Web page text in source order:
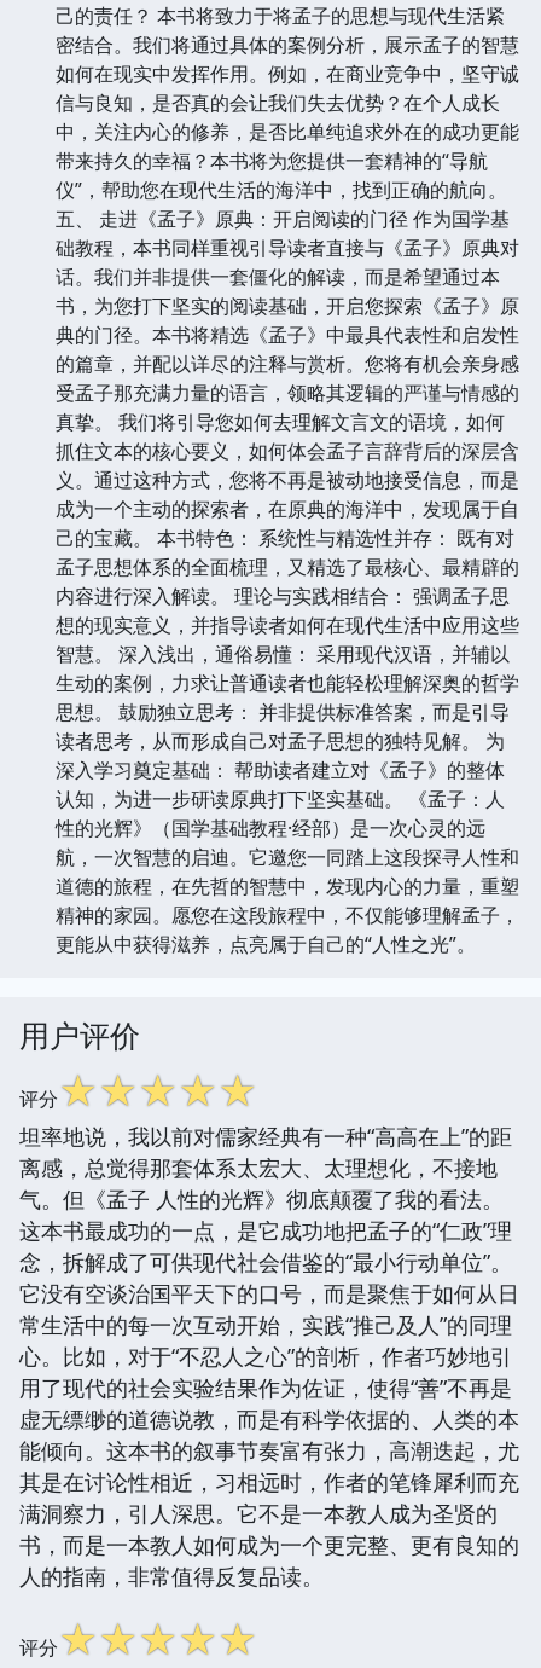
己的责任？ 本书将致力于将孟子的思想与现代生活紧
密结合。我们将通过具体的案例分析，展示孟子的智慧
如何在现实中发挥作用。例如，在商业竞争中，坚守诚
信与良知，是否真的会让我们失去优势？在个人成长
中，关注内心的修养，是否比单纯追求外在的成功更能
带来持久的幸福？本书将为您提供一套精神的“导航
仪”，帮助您在现代生活的海洋中，找到正确的航向。
五、 走进《孟子》原典：开启阅读的门径 作为国学基
础教程，本书同样重视引导读者直接与《孟子》原典对
话。我们并非提供一套僵化的解读，而是希望通过本
书，为您打下坚实的阅读基础，开启您探索《孟子》原
典的门径。本书将精选《孟子》中最具代表性和启发性
的篇章，并配以详尽的注释与赏析。您将有机会亲身感
受孟子那充满力量的语言，领略其逻辑的严谨与情感的
真挚。 我们将引导您如何去理解文言文的语境，如何
抓住文本的核心要义，如何体会孟子言辞背后的深层含
义。通过这种方式，您将不再是被动地接受信息，而是
成为一个主动的探索者，在原典的海洋中，发现属于自
己的宝藏。 本书特色： 系统性与精选性并存： 既有对
孟子思想体系的全面梳理，又精选了最核心、最精辟的
内容进行深入解读。 理论与实践相结合： 强调孟子思
想的现实意义，并指导读者如何在现代生活中应用这些
智慧。 深入浅出，通俗易懂： 采用现代汉语，并辅以
生动的案例，力求让普通读者也能轻松理解深奥的哲学
思想。 鼓励独立思考： 并非提供标准答案，而是引导
读者思考，从而形成自己对孟子思想的独特见解。 为
深入学习奠定基础： 帮助读者建立对《孟子》的整体
认知，为进一步研读原典打下坚实基础。 《孟子：人
性的光辉》（国学基础教程·经部）是一次心灵的远
航，一次智慧的启迪。它邀您一同踏上这段探寻人性和
道德的旅程，在先哲的智慧中，发现内心的力量，重塑
精神的家园。愿您在这段旅程中，不仅能够理解孟子，
更能从中获得滋养，点亮属于自己的“人性之光”。
用户评价
评分☆☆☆☆☆
坦率地说，我以前对儒家经典有一种“高高在上”的距
离感，总觉得那套体系太宏大、太理想化，不接地
气。但《孟子 人性的光辉》彻底颠覆了我的看法。
这本书最成功的一点，是它成功地把孟子的“仁政”理
念，拆解成了可供现代社会借鉴的“最小行动单位”。
它没有空谈治国平天下的口号，而是聚焦于如何从日
常生活中的每一次互动开始，实践“推己及人”的同理
心。比如，对于“不忍人之心”的剖析，作者巧妙地引
用了现代的社会实验结果作为佐证，使得“善”不再是
虚无缥缈的道德说教，而是有科学依据的、人类的本
能倾向。这本书的叙事节奏富有张力，高潮迭起，尤
其是在讨论性相近，习相远时，作者的笔锋犀利而充
满洞察力，引人深思。它不是一本教人成为圣贤的
书，而是一本教人如何成为一个更完整、更有良知的
人的指南，非常值得反复品读。
评分☆☆☆☆☆